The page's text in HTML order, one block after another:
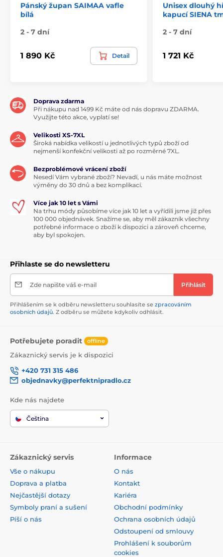
Pánský župan SAIMAA vafle
bílá
2 - 7 dní
1 890 Kč Detail
Unisex dlouhý
kapucí SIENA
2 - 7 dní
1 721 Kč
Doprava zdarma
Při nákupu nad 1499 Kč máte od nás dopravu ZDARMA.
Využijte této akce, vyplatí se!
Velikosti XS-7XL
Široká nabídka velikostí u jednotlivých typů zboží od
nejmenší konfekční velikosti až po rozměrné 7XL.
Bezproblémové vrácení zboží
Nesedí Vám vybrané zboží? Nevadí, u nás máte možnost
výměny do 30 dnů a bez komplikací.
Více jak 10 let s Vámi
Na trhu módy působíme více jak 10 let a vyřídili jsme již přes
100 000 objednávek. Snažíme se, aby měl zákazník všechny
potřebné informace o zboží k dispozici a zároveň chceme,
aby byl spokojen.
Přihlaste se do newsletteru
Zde napište váš e-mail Přihlásit
Přihlášením se k odběru newsletteru souhlasíte se zpracováním
osobních údajů. Z odběru se můžete kdykoliv odhlásit.
Potřebujete poradit offline
Zákaznický servis je k dispozici
+420 731 315 486
objednavky@perfektnipradlo.cz
Kde nás najdete
Čeština
Zákaznický servis
Vše o nákupu
Doprava a platba
Nejčastější dotazy
Symboly praní a sušení
Píší o nás
Informace
O nás
Kontakt
Kariéra
Obchodní podmínky
Ochrana osobních údajů
Odstoupení od smlouvy
Prohlášení k souborům
cookies